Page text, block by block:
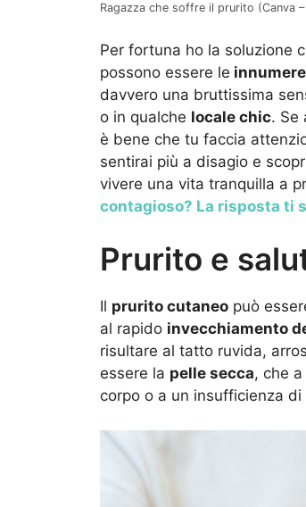
Ragazza che soffre il prurito (Canva
Per fortuna ho la soluzione
possono essere le
davvero una bruttissima
o in qualche locale chic. Se
è bene che tu faccia
sentirai più a disagio e
vivere una vita tranquilla a
contagioso? La risposta ti
Prurito e
Il prurito cutaneo può
al rapido invecchiamento
risultare al tatto ruvida,
essere la pelle secca, che
corpo o a un insufficienza